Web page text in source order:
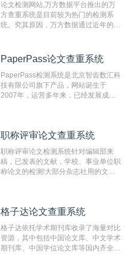
论文检测网站,万方数据平台推出的万
方查重系统是目前较为热门的检测系
统。究其原因，万方数据通过近年的发
检测系统，其真实性和权威性无可厚
非。其次，相对于知网而言，万方检测
费用少，上手容易，是学生初次论文查
重的推荐系统。
PaperPass论文查重系统
PaperPass检测系统是北京智齿数汇科
技有限公司旗下产品，网站诞生于
2007年，运营多年来，已经发展成为
检测速度快、精度高，市场反映良好。
职称评审论文查重系统
职称评审论文检测系统针对编辑部来
稿，已发表的文献，学校、事业单位职
称论文的检测!大部分杂志社用的文献
编辑部检测来稿和已发表的文献,检测
测时注意填写第一作者,才能排除已发
表文献复制比。（限制字符数1万）
格子达论文查重系统
格子达依托学术期刊库收录了海量对比
资源，其中包括中国论文库、中文学术
期刊库、中国学位论文库等国内齐全的